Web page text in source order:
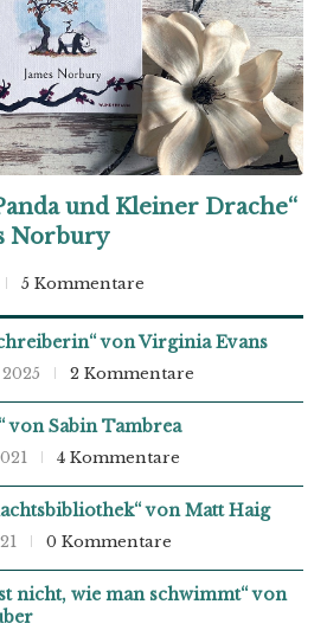
und Kleiner Drache“
Norbury
5 Kommentare
von Virginia Evans
2 Kommentare
von Sabin Tambrea
4 Kommentare
von Matt Haig
0 Kommentare
nicht, wie man schwimmt“ von